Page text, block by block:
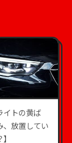
イトの黄ば
、放置してい